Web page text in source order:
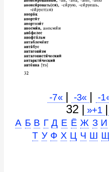
-7« | -3« | -
32 | »+1 |
А Б В Г Д Е Ё Ж З И
Т У Ф Х Ц Ч Ш Щ